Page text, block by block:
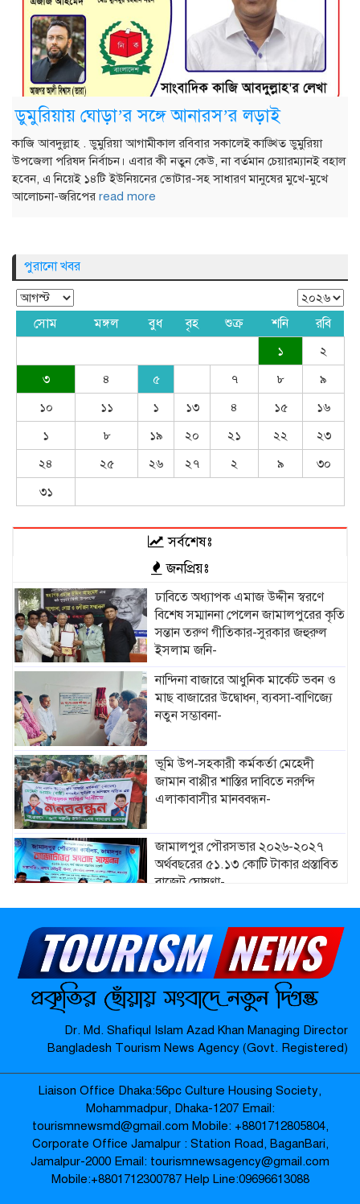
ডুমুরিয়ায় ঘোড়া’র সঙ্গে আনারস’র লড়াই
কাজি আবদুল্লাহ . ডুমুরিয়া আগামীকাল রবিবার সকালেই কাঙ্খিত ডুমুরিয়া
উপজেলা পরিষদ নির্বাচন। এবার কী নতুন কেউ, না বর্তমান চেয়ারম্যানই বহাল
হবেন, এ নিয়েই ১৪টি ইউনিয়নের ভোটার-সহ সাধারণ মানুষের মুখে-মুখে
আলোচনা-জরিপের read more
পুরানো খবর
সোম মঙ্গল বুধ বৃহ শুক্র শনি রবি
১
২
৩
৪ ৫ ৭ ৮
৯
১০
১১ ১ ১৩ ৪ ১৫
১৬
১
৮ ১৯ ২০ ২১ ২২
২৩
২৪
২৫ ২৬ ২৭ ২ ৯
৩০
৩১
সর্বশেষঃ
জনপ্রিয়ঃ
ঢাবিতে অধ্যাপক এমাজ উদ্দীন স্বরণে
বিশেষ সম্মাননা পেলেন জামালপুরের কৃতি
সন্তান তরুণ গীতিকার-সুরকার জহুরুল
ইসলাম জনি-
নান্দিনা বাজারে আধুনিক মার্কেট ভবন ও
মাছ বাজারের উদ্বোধন, ব্যবসা-বাণিজ্যে
নতুন সম্ভাবনা-
ভূমি উপ-সহকারী কর্মকর্তা মেহেদী
জামান বাপ্পীর শাস্তির দাবিতে নরুন্দি
এলাকাবাসীর মানববন্ধন-
জামালপুর পৌরসভার ২০২৬-২০২৭
অর্থবছরের ৫১.১৩ কোটি টাকার প্রস্তাবিত
বাজেট ঘোষণা-
মাদারগঞ্জে নারী ও শিশু সুরক্ষা বিষয়ে
সচেতনতামূলক সভা অনুষ্ঠিত-
মাদারগঞ্জে বিএনপির বৃক্ষরোপণ কর্মসূচি
অনুষ্ঠিত-
জামালপুর যৌনপল্লীতে ডিবি পুলিশের
অভিযান: ৬০০ গ্রাম গাঁজা উদ্ধার, নারীসহ
গ্রেপ্তার ৩ –
প্রায় ২৪ ঘণ্টা শূন্যরেখায় থাকার পর উদ্ধার
Dr. Md. Shafiqul Islam Azad Khan Managing Director
Bangladesh Tourism News Agency (Govt. Registered)
Liaison Office Dhaka:56pc Culture Housing Society,
Mohammadpur, Dhaka-1207 Email:
tourismnewsmd@gmail.com Mobile: ‪+8801712805804‬,
Corporate Office Jamalpur : Station Road, BaganBari,
Jamalpur-2000 Email: tourismnewsagency@gmail.com
Mobile:‪+8801712300787‬ Help Line:09696613088